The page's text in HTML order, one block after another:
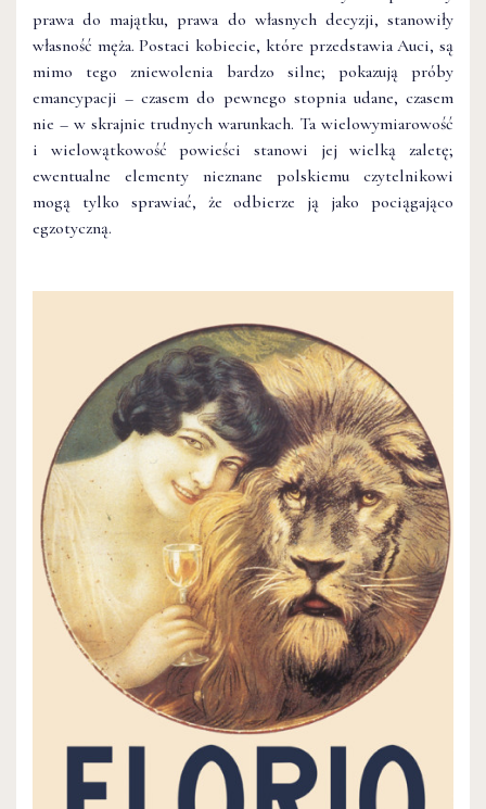
prawa do majątku, prawa do własnych decyzji, stanowiły
własność męża. Postaci kobiecie, które przedstawia Auci, są
mimo tego zniewolenia bardzo silne; pokazują próby
emancypacji – czasem do pewnego stopnia udane, czasem
nie – w skrajnie trudnych warunkach. Ta wielowymiarowość
i wielowątkowość powieści stanowi jej wielką zaletę;
ewentualne elementy nieznane polskiemu czytelnikowi
mogą tylko sprawiać, że odbierze ją jako pociągająco
egzotyczną.